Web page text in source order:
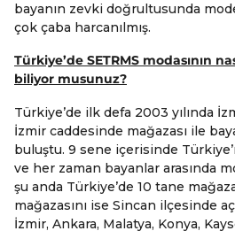
bayanın zevki doğrultusunda
çok çaba harcanılmış.
Türkiye’de SETRMS modasının
biliyor musunuz?
Türkiye’de ilk defa 2003 yılında
İzmir caddesinde mağazası ile
buluştu. 9 sene içerisinde
ve her zaman bayanlar arasında
şu anda Türkiye’de 10 tane
mağazasını ise Sincan ilçesinde
İzmir, Ankara, Malatya, Konya,